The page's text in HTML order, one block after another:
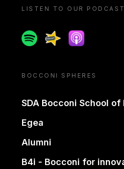
LISTEN TO OUR PODCAST
SpotifySpreakerApple podcast
BOCCONI SPHERES
SDA Bocconi School
Egea
Alumni
B4i - Bocconi for